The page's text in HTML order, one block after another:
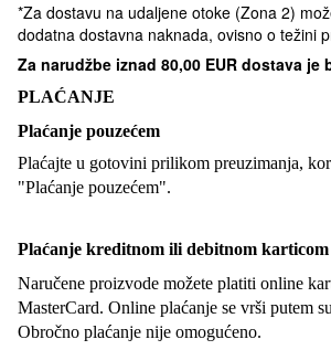
*Za dostavu na udaljene otoke (Zona 2)
dodatna dostavna naknada, ovisno o težini
Za narudžbe iznad 80,00 EUR dostava je
PLAĆANJE
Plaćanje pouzećem
Plaćajte u gotovini prilikom preuzimanja,
"Plaćanje pouzećem".
Plaćanje kreditnom ili debitnom karticom
Naručene proizvode možete platiti online
MasterCard. Online plaćanje se vrši putem
Obročno plaćanje nije omogućeno.